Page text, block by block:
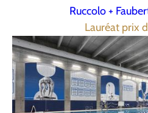
Ruccolo +
Lauréat prix